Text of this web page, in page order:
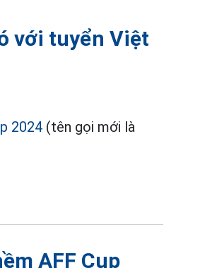
với tuyển Việt
2024 (tên gọi mới là
AFF Cup